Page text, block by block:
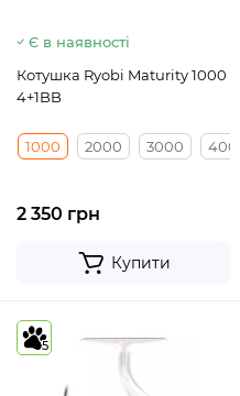
Є в наявності
Котушка Ryobi Maturity 1000
4+1BB
1000 2000 3000 4000
2 350 грн
Купити
5